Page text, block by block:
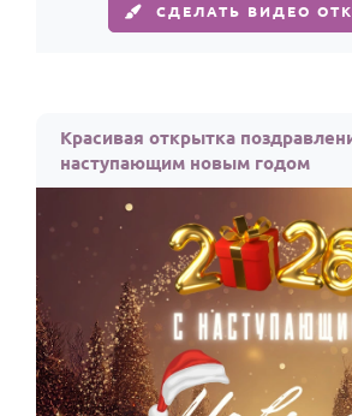
СДЕЛАТЬ ВИДЕО
Красивая открытка
наступающим новым годом